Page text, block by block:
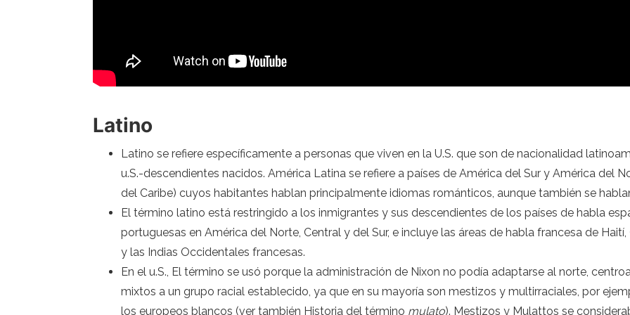
Latino
Latino se refiere específicamente a personas que viven en la U.S. que son de nacionalidad
u.S.-descendientes nacidos. América Latina se refiere a países de América del Sur y América del
del Caribe) cuyos habitantes hablan principalmente idiomas románticos, aunque también se
El término latino está restringido a los inmigrantes y sus descendientes de los países de habla
portuguesas en América del Norte, Central y del Sur, e incluye las áreas de habla francesa de
y las Indias Occidentales francesas.
En el u.S., El término se usó porque la administración de Nixon no podía adaptarse al norte,
mixtos a un grupo racial establecido, ya que en su mayoría son mestizos y multirraciales, por
los europeos blancos (ver también Historia del término mulato). Mestizos y Mulattos se